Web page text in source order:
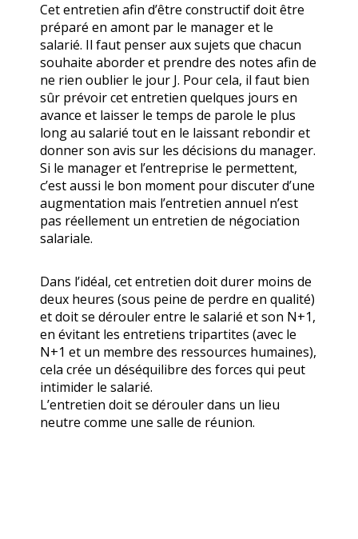
Cet entretien afin d’être constructif doit être
préparé en amont par le manager et le
salarié. Il faut penser aux sujets que chacun
souhaite aborder et prendre des notes afin de
ne rien oublier le jour J. Pour cela, il faut bien
sûr prévoir cet entretien quelques jours en
avance et laisser le temps de parole le plus
long au salarié tout en le laissant rebondir et
donner son avis sur les décisions du manager.
Si le manager et l’entreprise le permettent,
c’est aussi le bon moment pour discuter d’une
augmentation mais l’entretien annuel n’est
pas réellement un entretien de négociation
salariale.
Dans l’idéal, cet entretien doit durer moins de
deux heures (sous peine de perdre en qualité)
et doit se dérouler entre le salarié et son N+1,
en évitant les entretiens tripartites (avec le
N+1 et un membre des ressources humaines),
cela crée un déséquilibre des forces qui peut
intimider le salarié.
L’entretien doit se dérouler dans un lieu
neutre comme une salle de réunion.